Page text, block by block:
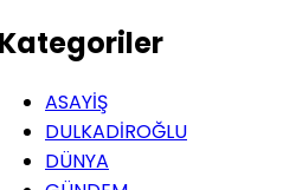
ASAYİŞ
DULKADİROĞLU
DÜNYA